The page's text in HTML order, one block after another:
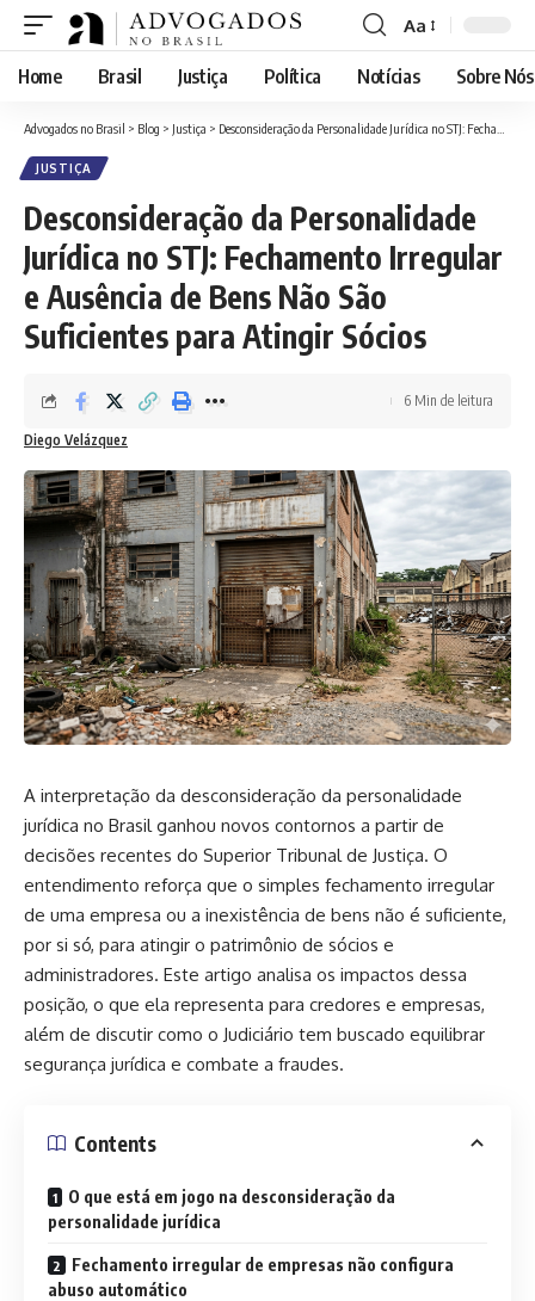
Font
Resizer
Aa
Home Brasil Justiça Política Notícias Sobre Nós
Advogados no Brasil > Blog > Justiça > Desconsideração da Personalidade Jurídica no STJ: Fechamento Irregular e Ausência de Bens Não São Suficientes para Atingir Sócios
JUSTIÇA
Desconsideração da Personalidade
Jurídica no STJ: Fechamento Irregular
e Ausência de Bens Não São
Suficientes para Atingir Sócios
Diego Velázquez
6 Min de leitura
A interpretação da desconsideração da personalidade
jurídica no Brasil ganhou novos contornos a partir de
decisões recentes do Superior Tribunal de Justiça. O
entendimento reforça que o simples fechamento irregular
de uma empresa ou a inexistência de bens não é suficiente,
por si só, para atingir o patrimônio de sócios e
administradores. Este artigo analisa os impactos dessa
posição, o que ela representa para credores e empresas,
além de discutir como o Judiciário tem buscado equilibrar
segurança jurídica e combate a fraudes.
Contents
O que está em jogo na desconsideração da
personalidade jurídica
Fechamento irregular de empresas não configura
abuso automático